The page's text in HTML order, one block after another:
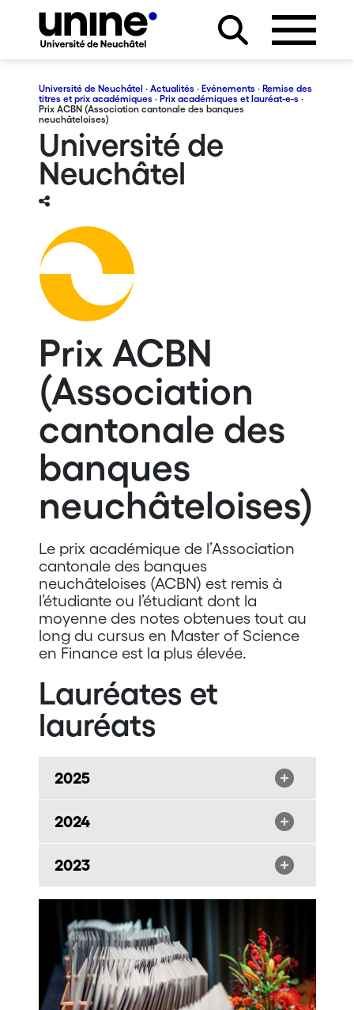
Université de Neuchâtel · Actualités · Evénements · Remise des
titres et prix académiques · Prix académiques et lauréat-e-s ·
Prix ACBN (Association cantonale des banques
neuchâteloises)
Université de
Neuchâtel
Prix ACBN
(Association
cantonale des
banques
neuchâteloises)
Le prix académique de l’Association
cantonale des banques
neuchâteloises (ACBN) est remis à
l’étudiante ou l’étudiant dont la
moyenne des notes obtenues tout au
long du cursus en Master of Science
en Finance est la plus élevée.
Lauréates et
lauréats
2025
2024
2023